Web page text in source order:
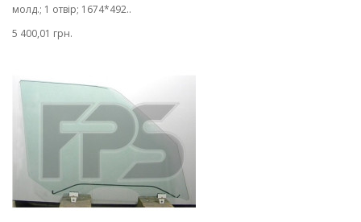
молд.; 1 отвір; 1674*492..
5 400,01 грн.